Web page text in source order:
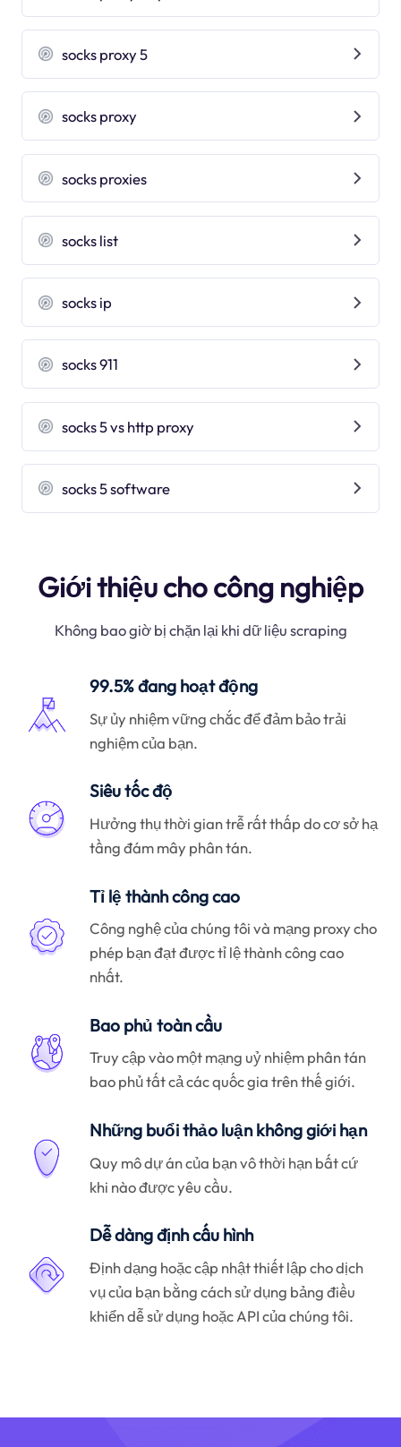
socks proxy 5
socks proxy
socks proxies
socks list
socks ip
socks 911
socks 5 vs http proxy
socks 5 software
Giới thiệu cho công nghiệp
Không bao giờ bị chặn lại khi dữ liệu scraping
99.5% đang hoạt động
Sự ủy nhiệm vững chắc để đảm bảo trải
nghiệm của bạn.
Siêu tốc độ
Hưởng thụ thời gian trễ rất thấp do cơ sở hạ
tầng đám mây phân tán.
Tỉ lệ thành công cao
Công nghệ của chúng tôi và mạng proxy cho
phép bạn đạt được tỉ lệ thành công cao
nhất.
Bao phủ toàn cầu
Truy cập vào một mạng uỷ nhiệm phân tán
bao phủ tất cả các quốc gia trên thế giới.
Những buổi thảo luận không giới hạn
Quy mô dự án của bạn vô thời hạn bất cứ
khi nào được yêu cầu.
Dễ dàng định cấu hình
Định dạng hoặc cập nhật thiết lập cho dịch
vụ của bạn bằng cách sử dụng bảng điều
khiển dễ sử dụng hoặc API của chúng tôi.